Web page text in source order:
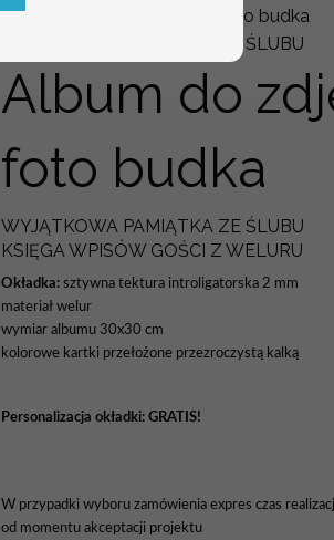
Album do zdjęć z instax-a foto budka
WYJĄTKOWA PAMIĄTKA ZE ŚLUBU
Album do
foto budka
WYJĄTKOWA PAMIĄTKA ZE ŚLUBU
KSIĘGA WPISÓW GOŚCI Z WELURU
Okładka: sztywna tektura introligatorska 2 mm
materiał welur
wymiar albumu 30x30 cm
kolorowe kartki przełożone przezroczystą kalką
Personalizacja okładki: GRATIS!
W przypadki wyboru zamówienia expres czas
od momentu akceptacji projektu